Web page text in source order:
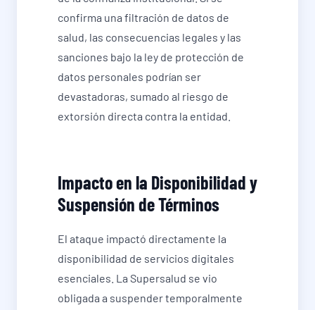
confirma una filtración de datos de
salud, las consecuencias legales y las
sanciones bajo la ley de protección de
datos personales podrían ser
devastadoras, sumado al riesgo de
extorsión directa contra la entidad.
Impacto en la Disponibilidad y
Suspensión de Términos
El ataque impactó directamente la
disponibilidad de servicios digitales
esenciales. La Supersalud se vio
obligada a suspender temporalmente